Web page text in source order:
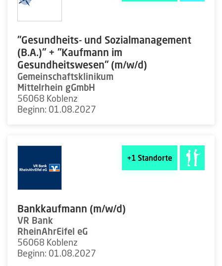
"Gesundheits- und Sozialmanagement
(B.A.)" + "Kaufmann im
Gesundheitswesen" (m/w/d)
Gemeinschaftsklinikum
Mittelrhein gGmbH
56068 Koblenz
Beginn: 01.08.2027
+1 Standorte
Bankkaufmann (m/w/d)
VR Bank
RheinAhrEifel eG
56068 Koblenz
Beginn: 01.08.2027